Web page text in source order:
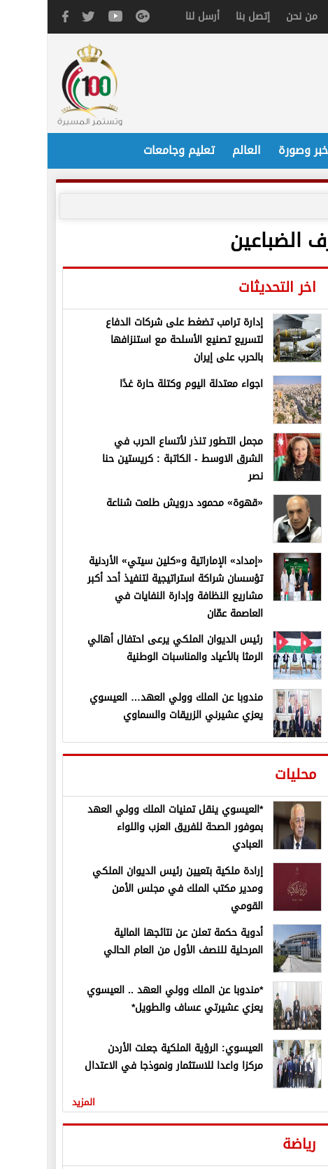
من نحن إتصل بنا أرسل لنا
خبر وصورة العالم تعليم وجامعات
الضباعين
اخر التحديثات
إدارة ترامب تضغط على شركات الدفاع
لتسريع تصنيع الأسلحة مع استنزافها
بالحرب على إيران
اجواء معتدلة اليوم وكتلة حارة غدًا
مجمل التطور تنذر لأتساع الحرب في
الشرق الاوسط - الكاتبة : كريستين حنا
نصر
«قهوة» محمود درويش طلعت شناعة
«إمداد» الإماراتية و«كلين سيتي» الأردنية
تؤسسان شراكة استراتيجية لتنفيذ أحد أكبر
مشاريع النظافة وإدارة النفايات في
العاصمة عمّان
رئيس الديوان الملكي يرعى احتفال أهالي
الرمثا بالأعياد والمناسبات الوطنية
مندوبا عن الملك وولي العهد… العيسوي
يعزي عشيرني الزريقات والسماوي
محليات
*العيسوي ينقل تمنيات الملك وولي العهد
بموفور الصحة للفريق العزب واللواء
العبادي
إرادة ملكية بتعيين رئيس الديوان الملكي
ومدير مكتب الملك في مجلس الأمن
القومي
أدوية حكمة تعلن عن نتائجها المالية
المرحلية للنصف الأول من العام الحالي
*مندوبا عن الملك وولي العهد .. العيسوي
يعزي عشيرتي عساف والطويل*
العيسوي: الرؤية الملكية جعلت الأردن
مركزا واعدا للاستثمار ونموذجا في الاعتدال
المزيد
رياضة